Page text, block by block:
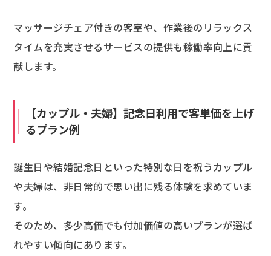
マッサージチェア付きの客室や、作業後のリラックス
タイムを充実させるサービスの提供も稼働率向上に貢
献します。
【カップル・夫婦】記念日利用で客単価を上げ
るプラン例
誕生日や結婚記念日といった特別な日を祝うカップル
や夫婦は、非日常的で思い出に残る体験を求めていま
す。
そのため、多少高価でも付加価値の高いプランが選ば
れやすい傾向にあります。